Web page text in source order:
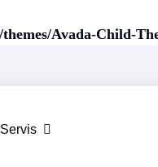
Avada-Child-
Servis